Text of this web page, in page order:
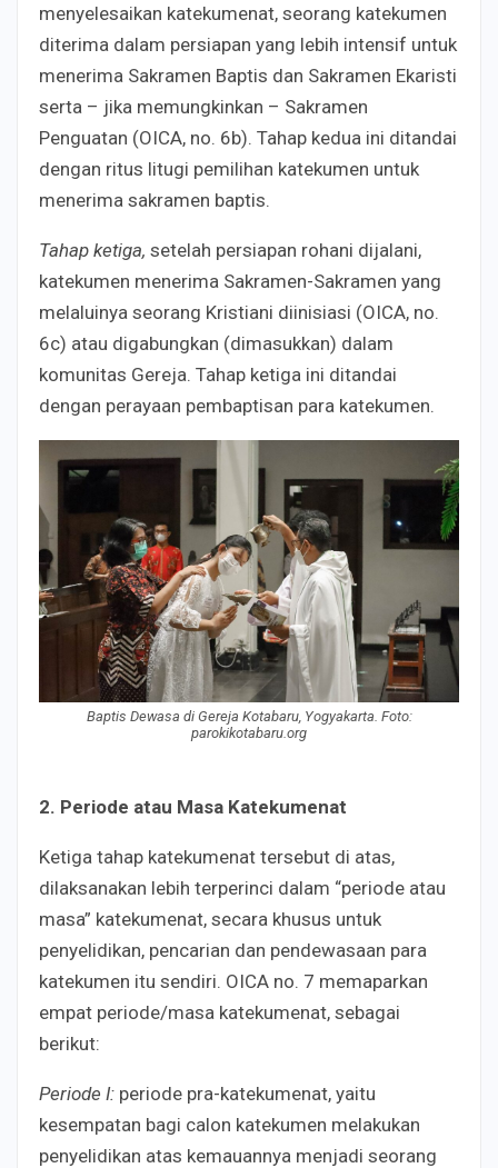
menyelesaikan katekumenat, seorang katekumen
diterima dalam persiapan yang lebih intensif untuk
menerima Sakramen Baptis dan Sakramen Ekaristi
serta – jika memungkinkan – Sakramen
Penguatan (OICA, no. 6b). Tahap kedua ini ditandai
dengan ritus litugi pemilihan katekumen untuk
menerima sakramen baptis.
Tahap ketiga, setelah persiapan rohani dijalani,
katekumen menerima Sakramen-Sakramen yang
melaluinya seorang Kristiani diinisiasi (OICA, no.
6c) atau digabungkan (dimasukkan) dalam
komunitas Gereja. Tahap ketiga ini ditandai
dengan perayaan pembaptisan para katekumen.
Baptis Dewasa di Gereja Kotabaru, Yogyakarta. Foto:
parokikotabaru.org
2. Periode atau Masa Katekumenat
Ketiga tahap katekumenat tersebut di atas,
dilaksanakan lebih terperinci dalam “periode atau
masa” katekumenat, secara khusus untuk
penyelidikan, pencarian dan pendewasaan para
katekumen itu sendiri. OICA no. 7 memaparkan
empat periode/masa katekumenat, sebagai
berikut:
Periode I: periode pra-katekumenat, yaitu
kesempatan bagi calon katekumen melakukan
penyelidikan atas kemauannya menjadi seorang